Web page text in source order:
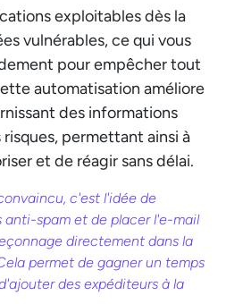
exploitables dès la
vulnérables, ce qui vous
pour empêcher tout
automatisation améliore
des informations
permettant ainsi à
et de réagir sans délai.
c'est l'idée de
anti-spam et de placer l'e-mail
directement dans la
permet de gagner un temps
des expéditeurs à la